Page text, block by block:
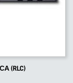
(RLC)